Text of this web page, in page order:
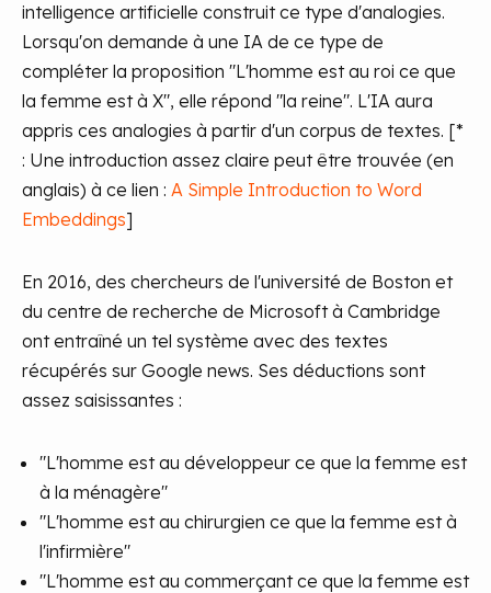
intelligence artificielle construit ce type d'analogies.
Lorsqu'on demande à une IA de ce type de
compléter la proposition "L'homme est au roi ce que
la femme est à X", elle répond "la reine". L'IA aura
appris ces analogies à partir d'un corpus de textes. [*
: Une introduction assez claire peut être trouvée (en
anglais) à ce lien : A Simple Introduction to Word
Embeddings]
En 2016, des chercheurs de l'université de Boston et
du centre de recherche de Microsoft à Cambridge
ont entraîné un tel système avec des textes
récupérés sur Google news. Ses déductions sont
assez saisissantes :
"L'homme est au développeur ce que la femme est
à la ménagère"
"L'homme est au chirurgien ce que la femme est à
l'infirmière"
"L'homme est au commerçant ce que la femme est